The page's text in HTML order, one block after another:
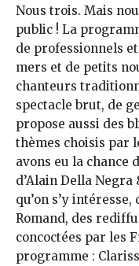
Nous trois. Mais
public ! La
de professionnels
mers et de petits
chanteurs
spectacle brut, de
propose aussi des
thèmes choisis par
avons eu la
d’Alain Della
qu’on s’y
Romand, des
concoctées par les
programme :